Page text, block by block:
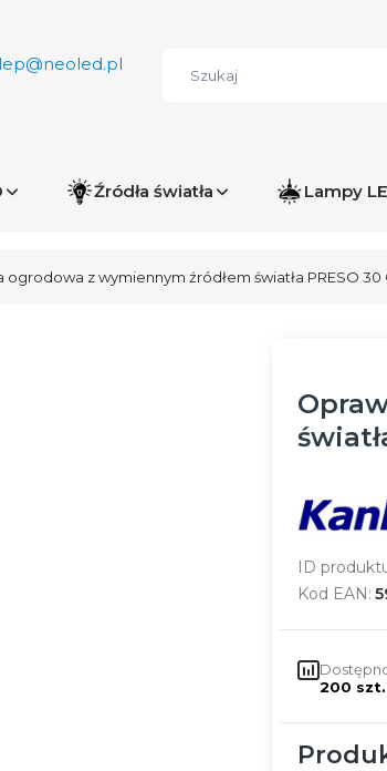
Źródła światła Lampy
ogrodowa z wymiennym źródłem światła PRESO 30
ID
Kod EAN:
200 szt.